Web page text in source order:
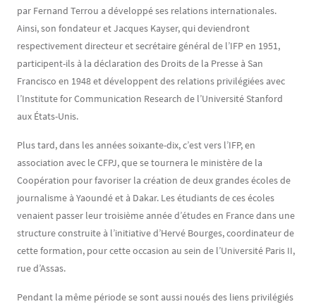
par Fernand Terrou a développé ses relations internationales.
Ainsi, son fondateur et Jacques Kayser, qui deviendront
respectivement directeur et secrétaire général de l’IFP en 1951,
participent-ils à la déclaration des Droits de la Presse à San
Francisco en 1948 et développent des relations privilégiées avec
l’Institute for Communication Research de l’Université Stanford
aux États-Unis.
Plus tard, dans les années soixante-dix, c’est vers l’IFP, en
association avec le CFPJ, que se tournera le ministère de la
Coopération pour favoriser la création de deux grandes écoles de
journalisme à Yaoundé et à Dakar. Les étudiants de ces écoles
venaient passer leur troisième année d’études en France dans une
structure construite à l’initiative d’Hervé Bourges, coordinateur de
cette formation, pour cette occasion au sein de l’Université Paris II,
rue d’Assas.
Pendant la même période se sont aussi noués des liens privilégiés